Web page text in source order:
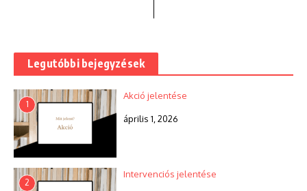
Legutóbbi bejegyzések
1
Akció jelentése
április 1, 2026
2
Intervenciós jelentése